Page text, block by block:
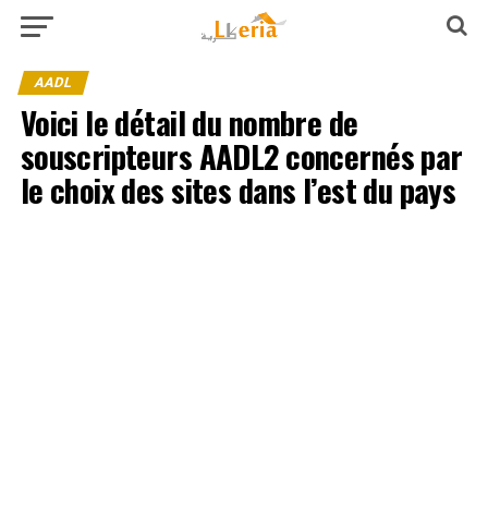
AADL
Voici le détail du nombre de
souscripteurs AADL2 concernés par
le choix des sites dans l’est du pays